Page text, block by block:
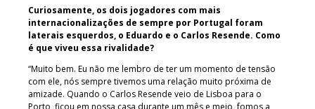
Curiosamente, os dois jogadores com mais
internacionalizações de sempre por Portugal foram
laterais esquerdos, o Eduardo e o Carlos Resende. Como
é que viveu essa rivalidade?
“Muito bem. Eu não me lembro de ter um momento de tensão
com ele, nós sempre tivemos uma relação muito próxima de
amizade. Quando o Carlos Resende veio de Lisboa para o
Porto, ficou em nossa casa durante um mês e meio, fomos a